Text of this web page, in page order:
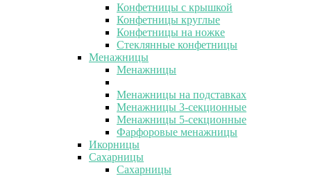
Конфетницы с крышкой
Конфетницы круглые
Конфетницы на ножке
Стеклянные конфетницы
Менажницы
Менажницы
Менажницы на подставках
Менажницы 3-секционные
Менажницы 5-секционные
Фарфоровые менажницы
Икорницы
Сахарницы
Сахарницы